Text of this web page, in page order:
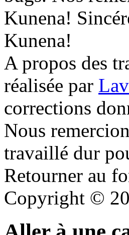
Kunena!
Kunena!
A propos des
réalisée par
corrections
Nous
travaillé dur
Retourner au
Copyright ©